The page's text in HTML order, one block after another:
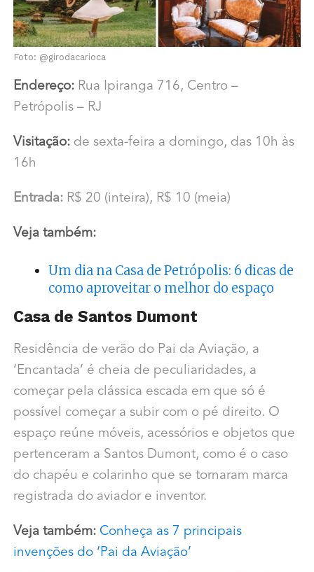
Foto: @girodacarioca
Endereço:Rua Ipiranga 716, Centro –
Petrópolis – RJ
Visitação:de sexta-feira a domingo, das 10h às
16h
Entrada:R$ 20 (inteira), R$ 10 (meia)
Veja também:
Um dia na Casa de Petrópolis: 6 dicas de
como aproveitar o melhor do espaço
Casa de Santos Dumont
Residência de verão do Pai da Aviação, a
‘Encantada’ é cheia de peculiaridades, a
começar pela clássica escada em que só é
possível começar a subir com o pé direito. O
espaço reúne móveis, acessórios e objetos que
pertenceram a Santos Dumont, como é o caso
do chapéu e colarinho que se tornaram marca
registrada do aviador e inventor.
Veja também: Conheça as 7 principais
invenções do ‘Pai da Aviação’